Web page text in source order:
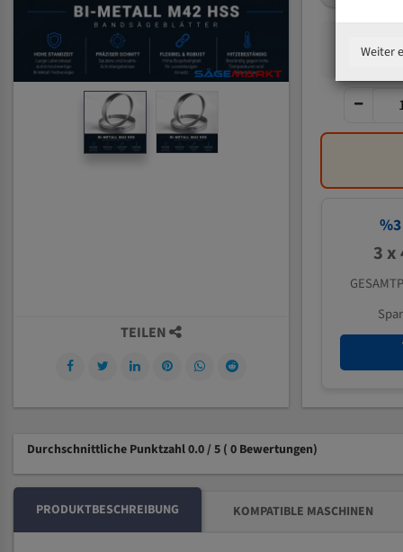
%3
3 x
TEILEN
Durchschnittliche Punktzahl 0.0 / 5 ( 0 Bewertungen)
PRODUKTBESCHREIBUNG KOMPATIBLE MASCHINEN
Weiter